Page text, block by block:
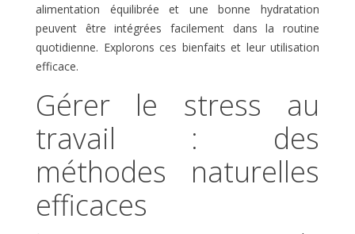
alimentation équilibrée et une bonne hydratation
peuvent être intégrées facilement dans la routine
quotidienne. Explorons ces bienfaits et leur utilisation
efficace.
Gérer le stress au
travail : des
méthodes naturelles
efficaces